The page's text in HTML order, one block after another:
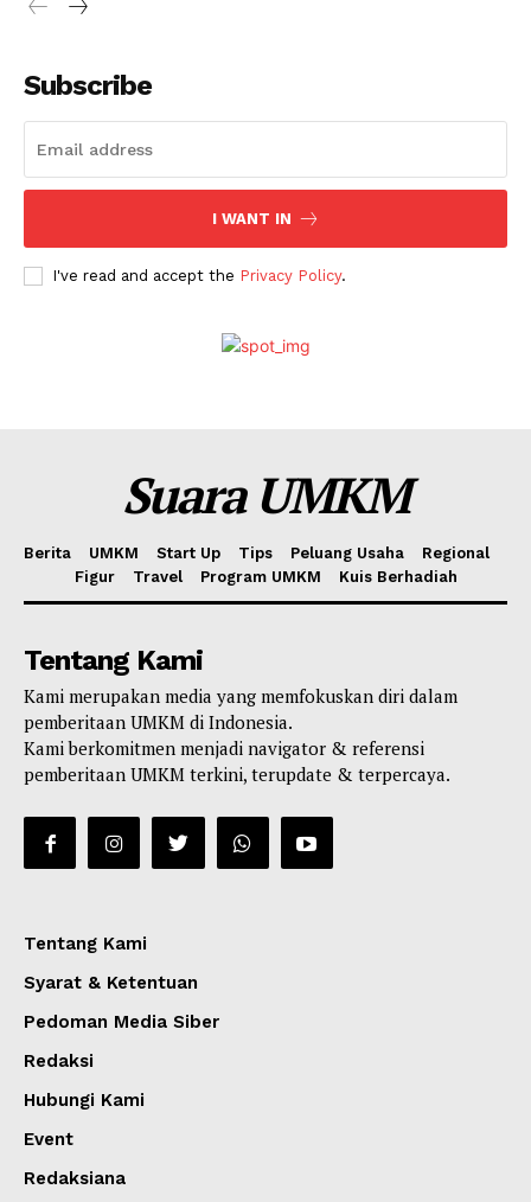
Subscribe
I WANT IN
I've read and accept the Privacy Policy.
Suara UMKM
Berita UMKM Start Up Tips Peluang Usaha
Regional
Figur
Travel Program UMKM Kuis Berhadiah
Tentang Kami
Kami merupakan media yang memfokuskan diri dalam
pemberitaan UMKM di Indonesia.
Kami berkomitmen menjadi navigator & referensi
pemberitaan UMKM terkini, terupdate & terpercaya.
Tentang Kami
Syarat & Ketentuan
Pedoman Media Siber
Redaksi
Hubungi Kami
Event
Redaksiana